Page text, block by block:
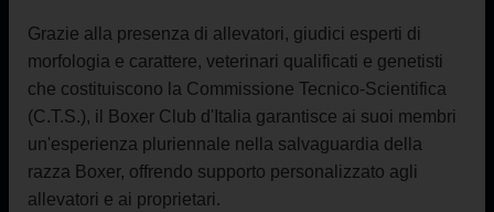
Grazie alla presenza di allevatori, giudici esperti di
morfologia e carattere, veterinari qualificati e genetisti
che costituiscono la Commissione Tecnico-Scientifica
(C.T.S.), il Boxer Club d'Italia garantisce ai suoi membri
un'esperienza pluriennale nella salvaguardia della
razza Boxer, offrendo supporto personalizzato agli
allevatori e ai proprietari.